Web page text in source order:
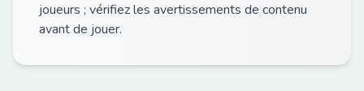
joueurs ; vérifiez les avertissements de contenu
avant de jouer.